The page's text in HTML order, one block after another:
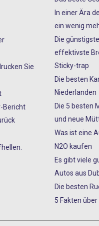
Sie
Bericht
In einer Ära
ein wenig
Die
effektivste
Sticky-trap
Die besten
Niederlanden
Die 5 besten
und neue
Was ist eine
N2O kaufen
Es gibt viele
Autos aus
Die besten
5 Fakten